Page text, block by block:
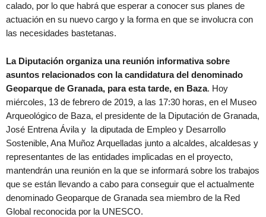
calado, por lo que habrá que esperar a conocer sus planes de
actuación en su nuevo cargo y la forma en que se involucra con
las necesidades bastetanas.
La Diputación organiza una reunión informativa sobre
asuntos relacionados con la candidatura del denominado
Geoparque de Granada, para esta tarde, en Baza. Hoy
miércoles, 13 de febrero de 2019, a las 17:30 horas, en el Museo
Arqueológico de Baza, el presidente de la Diputación de Granada,
José Entrena Ávila y la diputada de Empleo y Desarrollo
Sostenible, Ana Muñoz Arquelladas junto a alcaldes, alcaldesas y
representantes de las entidades implicadas en el proyecto,
mantendrán una reunión en la que se informará sobre los trabajos
que se están llevando a cabo para conseguir que el actualmente
denominado Geoparque de Granada sea miembro de la Red
Global reconocida por la UNESCO.